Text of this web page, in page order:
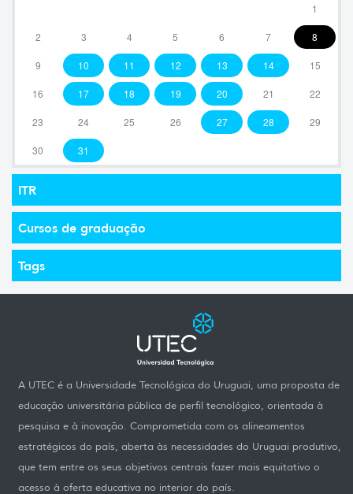
1
2 3 4 5 6 7 8
9 10 11 12 13 14 15
16 17 18 19 20 21 22
23 24 25 26 27 28 29
30 31
ITR
Cursos de graduação
Tags
A UTEC é a Universidade Tecnológica do Uruguai, uma proposta de
educação universitária pública de perfil tecnológico, orientada à
pesquisa e à inovação. Comprometida com os alineamentos
estratégicos do país, aberta às necessidades do Uruguai produtivo,
que tem entre os seus objetivos centrais fazer mais equitativo o
acesso à oferta educativa no interior do país.